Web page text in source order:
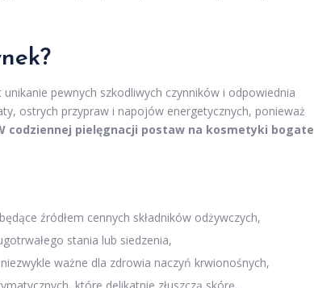
pewnych szkodliwych czynników i odpowiednia
ostrych przypraw i napojów energetycznych, ponieważ
codziennej pielęgnacji postaw na kosmetyki bogate
źródłem cennych składników odżywczych,
stania lub siedzenia,
ważne dla zdrowia naczyń krwionośnych,